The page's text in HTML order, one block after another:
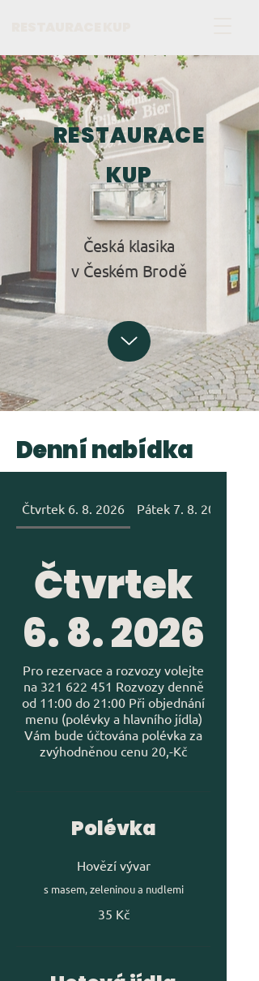
RESTAURACE
KUP
Česká klasika
v Českém Brodě
Denní nabídka
Čtvrtek 6. 8. 2026 Pátek 7. 8. 2026
Čtvrtek
6. 8. 2026
Pro rezervace a rozvozy volejte
na 321 622 451 Rozvozy denně
od 11:00 do 21:00 Při objednání
menu (polévky a hlavního jídla)
Vám bude účtována polévka za
zvýhodněnou cenu 20,-Kč
Polévka
Hovězí vývar
s masem, zeleninou a nudlemi
35 Kč